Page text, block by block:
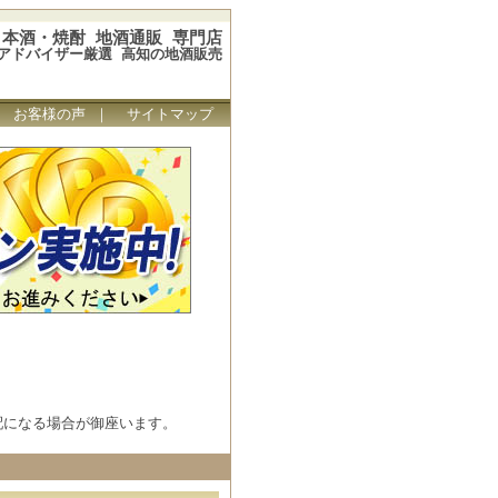
本酒・焼酎 地酒通販 専門店
ドバイザー厳選 高知の地酒販売
お客様の声 ｜ サイトマップ
なる場合が御座います。